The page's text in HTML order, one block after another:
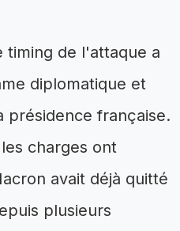
timing de l'attaque a
diplomatique et
présidence française.
charges ont
avait déjà quitté
plusieurs